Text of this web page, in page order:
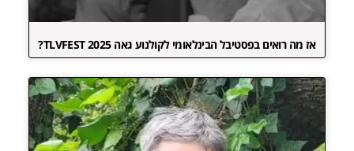
אז מה רואים בפסטיבל הבינלאומי לקולנוע גאה TLVFEST 2025?